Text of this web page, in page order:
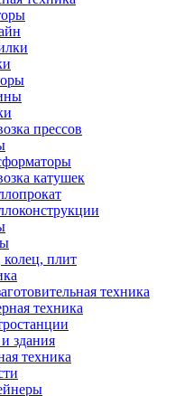
прессов
катушек
плит
техника
техника
здания
техника